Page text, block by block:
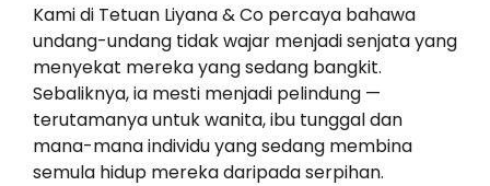
Kami di Tetuan Liyana & Co percaya bahawa
undang-undang tidak wajar menjadi senjata yang
menyekat mereka yang sedang bangkit.
Sebaliknya, ia mesti menjadi pelindung —
terutamanya untuk wanita, ibu tunggal dan
mana-mana individu yang sedang membina
semula hidup mereka daripada serpihan.